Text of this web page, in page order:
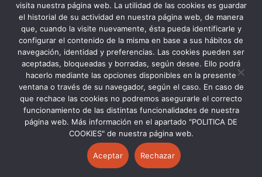
MECANISMO DE RECUPERACIÓN Y
RESILIENCIA
visita nuestra página web. La utilidad de las cookies es guardar
el historial de su actividad en nuestra página web, de manera
que, cuando la visite nuevamente, ésta pueda identificarle y
configurar el contenido de la misma en base a sus hábitos de
navegación, identidad y preferencias. Las cookies pueden ser
aceptadas, bloqueadas y borradas, según desee. Ello podrá
hacerlo mediante las opciones disponibles en la presente
ventana o través de su navegador, según el caso. En caso de
que rechace las cookies no podremos asegurarle el correcto
funcionamiento de las distintas funcionalidades de nuestra
página web. Más información en el apartado "POLITICA DE
COOKIES" de nuestra página web.
Aceptar Rechazar